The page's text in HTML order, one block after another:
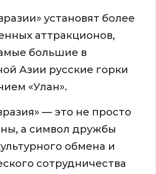
установят более
аттракционов,
большие в
Азии русские горки
«Улан».
— это не просто
а символ дружбы
обмена и
сотрудничества